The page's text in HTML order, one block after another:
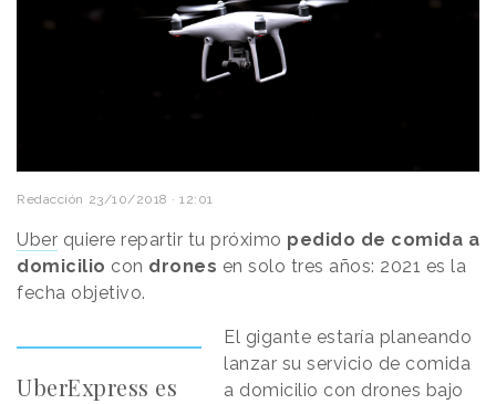
Redacción 23/10/2018 · 12:01
Uber quiere repartir tu próximo pedido de comida a
domicilio con drones en solo tres años: 2021 es la
fecha objetivo.
UberExpress es
El gigante estaría planeando
lanzar su servicio de comida
a domicilio con drones bajo